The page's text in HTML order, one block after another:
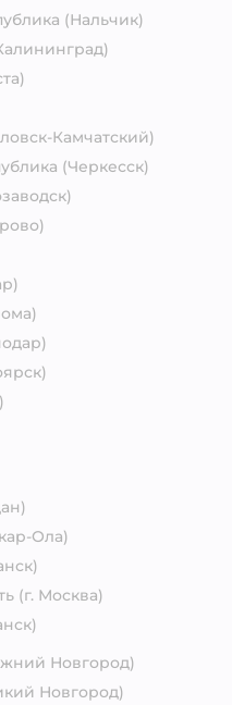
(Нальчик)
Камчатский)
(Черкесск)
Ола)
(г. Москва)
Новгород)
Новгород)